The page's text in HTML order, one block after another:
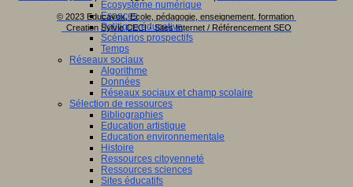
Ecosystème numérique
Espaces
Politique éducative
Scénarios prospectifs
Temps
Réseaux sociaux
Algorithme
Données
Réseaux sociaux et champ scolaire
Sélection de ressources
Bibliographies
Education artistique
Education environnementale
Histoire
Ressources citoyenneté
Ressources sciences
Sites éducatifs
© 2023 Educavox, Ecole, pédagogie, enseignement, formation
Creation Sylvie CECI - Sites Internet / Référencement SEO